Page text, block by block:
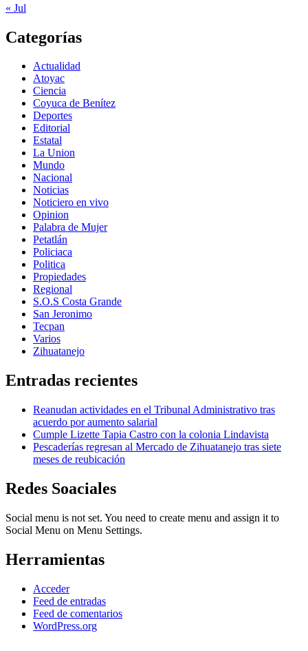
« Jul
Categorías
Actualidad
Atoyac
Ciencia
Coyuca de Benítez
Deportes
Editorial
Estatal
La Union
Mundo
Nacional
Noticias
Noticiero en vivo
Opinion
Palabra de Mujer
Petatlán
Policiaca
Politica
Propiedades
Regional
S.O.S Costa Grande
San Jeronimo
Tecpan
Varios
Zihuatanejo
Entradas recientes
Reanudan actividades en el Tribunal Administrativo tras
acuerdo por aumento salarial
Cumple Lizette Tapia Castro con la colonia Lindavista
Pescaderías regresan al Mercado de Zihuatanejo tras siete
meses de reubicación
Redes Soaciales
Social menu is not set. You need to create menu and assign it to
Social Menu on Menu Settings.
Herramientas
Acceder
Feed de entradas
Feed de comentarios
WordPress.org